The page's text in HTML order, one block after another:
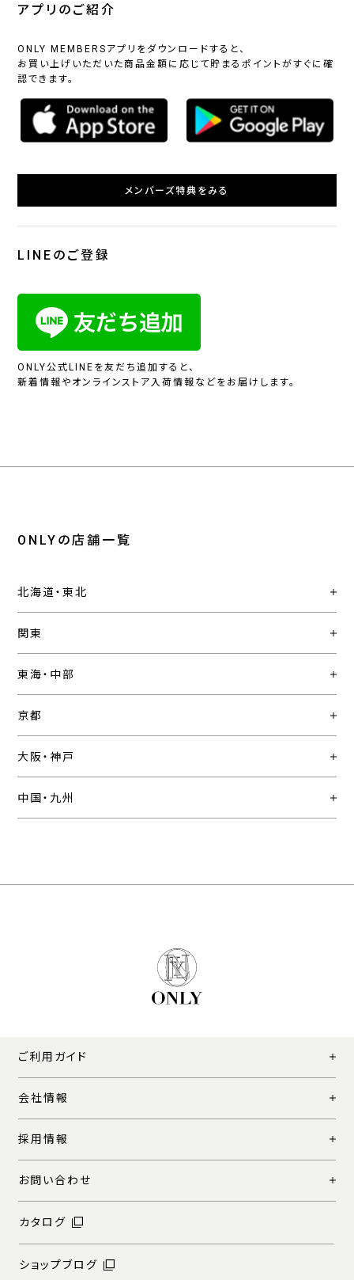
アプリのご紹介
ONLY MEMBERSアプリをダウンロードすると、
お買い上げいただいた商品金額に応じて貯まるポイントがすぐに確
認できます。
メンバーズ特典をみる
LINEのご登録
ONLY公式LINEを友だち追加すると、
新着情報やオンラインストア入荷情報などをお届けします。
ONLYの店舗一覧
北海道・東北
関東
東海・中部
京都
大阪・神戸
中国・九州
ご利用ガイド
会社情報
採用情報
お問い合わせ
カタログ
ショップブログ